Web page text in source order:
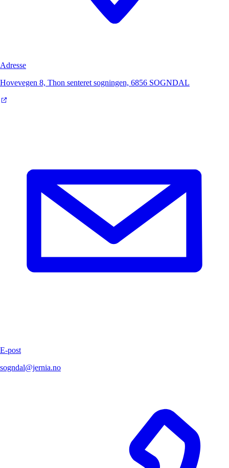
Adresse
Hovevegen 8, Thon senteret sogningen, 6856 SOGNDAL
E-post
sogndal@jernia.no